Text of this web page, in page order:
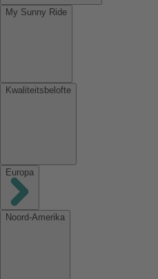
My Sunny Ride
Kwaliteitsbelofte
Europa
Noord-Amerika